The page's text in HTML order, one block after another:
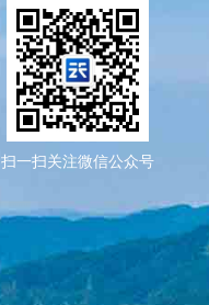
扫一扫关注微信公众号